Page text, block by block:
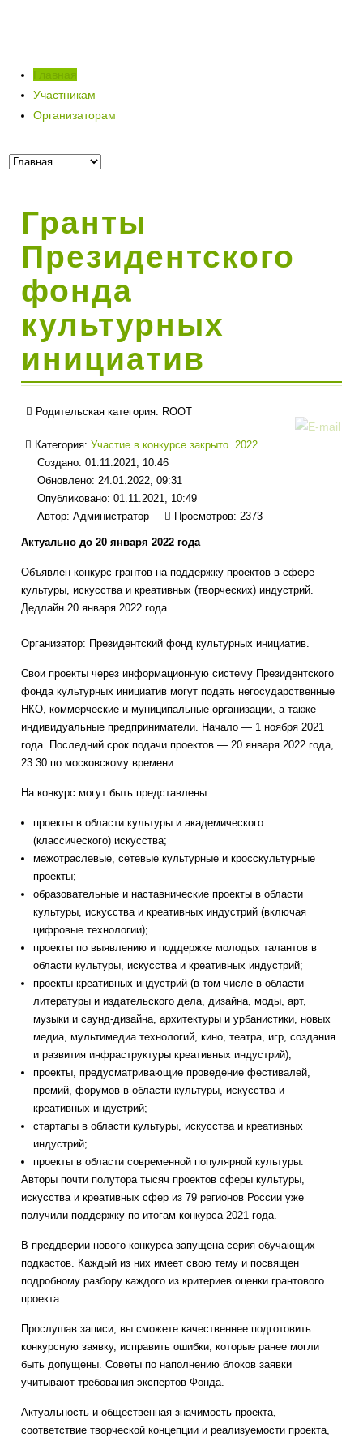
Главная
Участникам
Организаторам
Гранты
Президентского
фонда
культурных
инициатив
Родительская категория: ROOT
Категория:Участие в конкурсе закрыто. 2022
Создано: 01.11.2021, 10:46
Обновлено: 24.01.2022, 09:31
Опубликовано: 01.11.2021, 10:49
Автор:Администратор Просмотров: 2373
Актуально до 20 января 2022 года
Объявлен конкурс грантов на поддержку проектов в сфере
культуры, искусства и креативных (творческих) индустрий.
Дедлайн 20 января 2022 года.
Организатор: Президентский фонд культурных инициатив.
Свои проекты через информационную систему Президентского
фонда культурных инициатив могут подать негосударственные
НКО, коммерческие и муниципальные организации, а также
индивидуальные предприниматели. Начало — 1 ноября 2021
года. Последний срок подачи проектов — 20 января 2022 года,
23.30 по московскому времени.
На конкурс могут быть представлены:
проекты в области культуры и академического
(классического) искусства;
межотраслевые, сетевые культурные и кросскультурные
проекты;
образовательные и наставнические проекты в области
культуры, искусства и креативных индустрий (включая
цифровые технологии);
проекты по выявлению и поддержке молодых талантов в
области культуры, искусства и креативных индустрий;
проекты креативных индустрий (в том числе в области
литературы и издательского дела, дизайна, моды, арт,
музыки и саунд-дизайна, архитектуры и урбанистики, новых
медиа, мультимедиа технологий, кино, театра, игр, создания
и развития инфраструктуры креативных индустрий);
проекты, предусматривающие проведение фестивалей,
премий, форумов в области культуры, искусства и
креативных индустрий;
стартапы в области культуры, искусства и креативных
индустрий;
проекты в области современной популярной культуры.
Авторы почти полутора тысяч проектов сферы культуры,
искусства и креативных сфер из 79 регионов России уже
получили поддержку по итогам конкурса 2021 года.
В преддверии нового конкурса запущена серия обучающих
подкастов. Каждый из них имеет свою тему и посвящен
подробному разбору каждого из критериев оценки грантового
проекта.
Прослушав записи, вы сможете качественнее подготовить
конкурсную заявку, исправить ошибки, которые ранее могли
быть допущены. Советы по наполнению блоков заявки
учитывают требования экспертов Фонда.
Актуальность и общественная значимость проекта,
соответствие творческой концепции и реализуемости проекта,